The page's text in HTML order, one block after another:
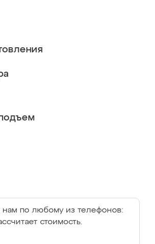
по любому из телефонов:
стоимость.